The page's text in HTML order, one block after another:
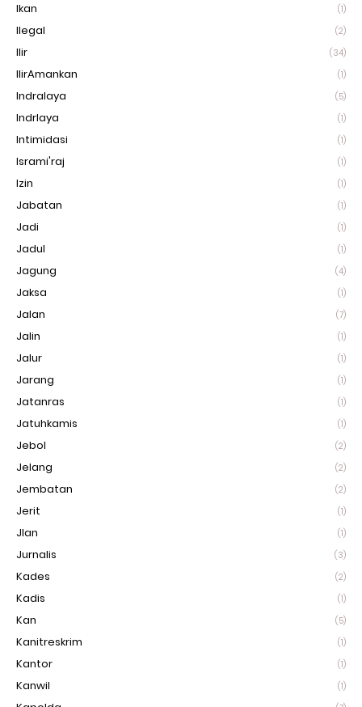
Ikan (1)
Ilegal (2)
Ilir (34)
IlirAmankan (1)
Indralaya (5)
Indrlaya (1)
Intimidasi (1)
Isrami'raj (1)
Izin (1)
Jabatan (1)
Jadi (1)
Jadul (1)
Jagung (4)
Jaksa (1)
Jalan (7)
Jalin (1)
Jalur (1)
Jarang (1)
Jatanras (1)
Jatuhkamis (1)
Jebol (2)
Jelang (2)
Jembatan (2)
Jerit (1)
Jlan (1)
Jurnalis (3)
Kades (2)
Kadis (1)
Kan (5)
Kanitreskrim (1)
Kantor (1)
Kanwil (1)